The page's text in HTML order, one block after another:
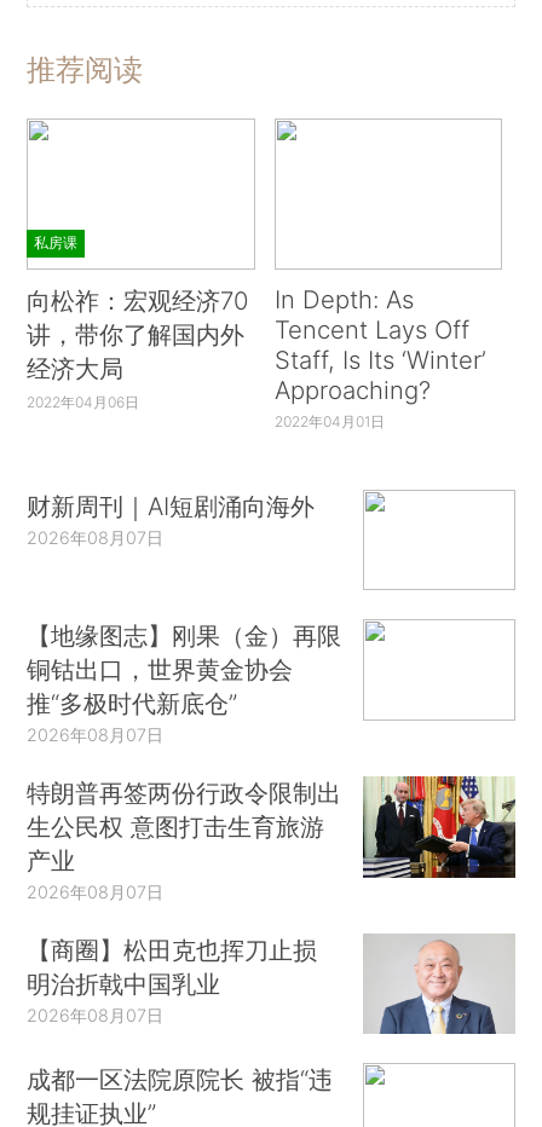
象和公信力，也损害了合法合规企业的基本权
流，但确实在一些地方、一些时候发生过，并且产
保监管力度会有所放宽”，李干杰回应称，生态环境
部坚决反对、坚决制止，因为这完全不符合中央的
要求和实际情况，不能因为经济发展遇到一时的困
难，就动起牺牲环境换取经济增长的念头，更不能
突破生态保护红线。要保持污染防治攻坚战的力度
对于近期时有曝光的环保数据造假问题，李干
毛病、出问题。通过这几年的努力，监测数据已经
有了根本性的转变。李干杰说：“今天我可以负责任
告诉大家，我们的监测数据是真实、准确、全面
的”。对扭转监测数据造假，生态环境部采取了“让
其不敢”、“让其不能”、“让其不愿”的三方面做法。
（参见财新网《干扰环境质量监测事件不断 湖南近
日再添两起
环境部通报五起监测数据造假案
三人被判刑》）
李干杰强调，发现检测数据造假问题就会立马
查处、严肃查处，并且不是一般的追责问责。现已
向社会发布的两个典型案例，一个西安的监测数据
造假案，一个是山西临汾监测数据造假案，不仅仅
有行政处罚，关键还有刑事处罚。“临汾一个案子，
推荐阅读
私房课
向松祚：宏观经济70
讲，带你了解国内外
经济大局
2022年04月06日
In Depth: As
Tencent Lays Off
Staff, Is Its ‘Winter’
Approaching?
2022年04月01日
财新周刊｜AI短剧涌向海外
2026年08月07日
【地缘图志】刚果（金）再限
铜钴出口，世界黄金协会
推“多极时代新底仓”
2026年08月07日
特朗普再签两份行政令限制出
生公民权 意图打击生育旅游
产业
2026年08月07日
【商圈】松田克也挥刀止损
明治折戟中国乳业
2026年08月07日
成都一区法院原院长 被指“违
规挂证执业”